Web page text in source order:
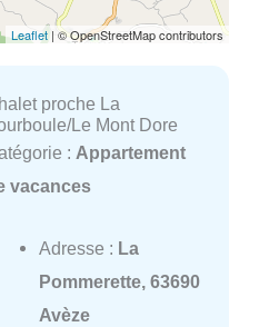
Leaflet | © OpenStreetMap contributors
proche La
Le Mont Dore
: Appartement
vacances
Adresse : La
Pommerette, 63690
Avèze